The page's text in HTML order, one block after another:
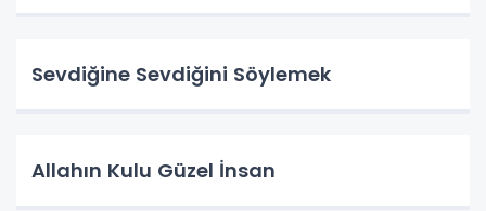
Sevdiğine Sevdiğini Söylemek
Allahın Kulu Güzel İnsan